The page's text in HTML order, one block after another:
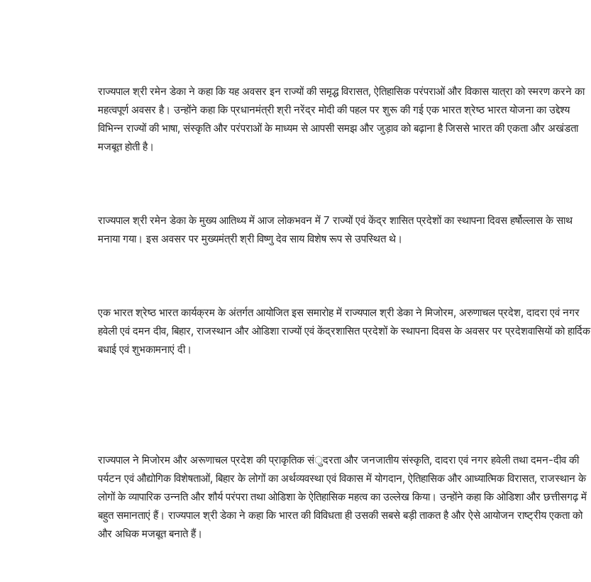
राज्यपाल श्री रमेन डेका ने कहा कि यह अवसर इन राज्यों की समृद्ध विरासत, ऐतिहासिक परंपराओं और विकास यात्रा को स्मरण करने का
महत्वपूर्ण अवसर है। उन्होंने कहा कि प्रधानमंत्री श्री नरेंद्र मोदी की पहल पर शुरू की गई एक भारत श्रेष्ठ भारत योजना का उद्देश्य
विभिन्न राज्यों की भाषा, संस्कृति और परंपराओं के माध्यम से आपसी समझ और जुड़ाव को बढ़ाना है जिससे भारत की एकता और अखंडता
मजबूत होती है।
राज्यपाल श्री रमेन डेका के मुख्य आतिथ्य में आज लोकभवन में 7 राज्यों एवं केंद्र शासित प्रदेशों का स्थापना दिवस हर्षोल्लास के साथ
मनाया गया। इस अवसर पर मुख्यमंत्री श्री विष्णु देव साय विशेष रूप से उपस्थित थे।
एक भारत श्रेष्ठ भारत कार्यक्रम के अंतर्गत आयोजित इस समारोह में राज्यपाल श्री डेका ने मिजोरम, अरुणाचल प्रदेश, दादरा एवं नगर
हवेली एवं दमन दीव, बिहार, राजस्थान और ओडिशा राज्यों एवं केंद्रशासित प्रदेशों के स्थापना दिवस के अवसर पर प्रदेशवासियों को हार्दिक
बधाई एवं शुभकामनाएं दी।
राज्यपाल ने मिजोरम और अरूणाचल प्रदेश की प्राकृतिक संुदरता और जनजातीय संस्कृति, दादरा एवं नगर हवेली तथा दमन-दीव की
पर्यटन एवं औद्योगिक विशेषताओं, बिहार के लोगों का अर्थव्यवस्था एवं विकास में योगदान, ऐतिहासिक और आध्यात्मिक विरासत, राजस्थान के
लोगों के व्यापारिक उन्नति और शौर्य परंपरा तथा ओडिशा के ऐतिहासिक महत्व का उल्लेख किया। उन्होंने कहा कि ओडिशा और छत्तीसगढ़ में
बहुत समानताएं हैं। राज्यपाल श्री डेका ने कहा कि भारत की विविधता ही उसकी सबसे बड़ी ताकत है और ऐसे आयोजन राष्ट्रीय एकता को
और अधिक मजबूत बनाते हैं।